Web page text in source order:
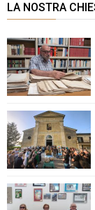
LA NOSTRA